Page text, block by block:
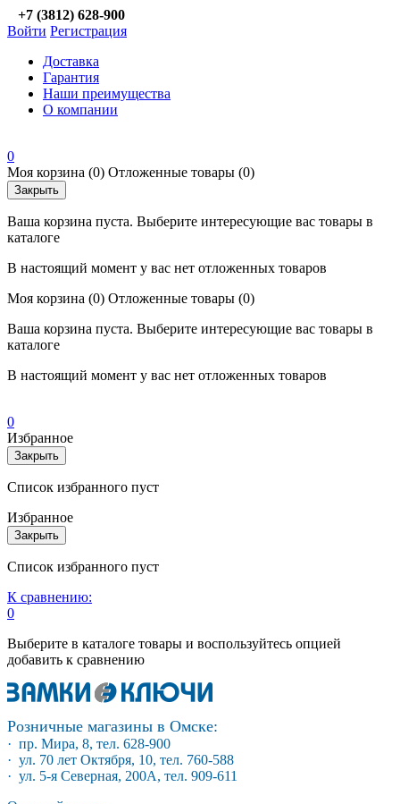
+7 (3812) 628-900
Войти Регистрация
Доставка
Гарантия
Наши преимущества
О компании
0
Моя корзина (0) Отложенные товары (0)
Закрыть
Ваша корзина пуста. Выберите интересующие вас товары в
каталоге
В настоящий момент у вас нет отложенных товаров
Моя корзина (0) Отложенные товары (0)
Ваша корзина пуста. Выберите интересующие вас товары в
каталоге
В настоящий момент у вас нет отложенных товаров
0
Избранное
Закрыть
Список избранного пуст
Избранное
Закрыть
Список избранного пуст
К сравнению:
0
Выберите в каталоге товары и воспользуйтесь опцией
добавить к сравнению
Розничные магазины в Омске:
· пр. Мира, 8, тел. 628-900
· ул. 70 лет Октября, 10, тел. 760-588
· ул. 5-я Северная, 200А, тел. 909-611